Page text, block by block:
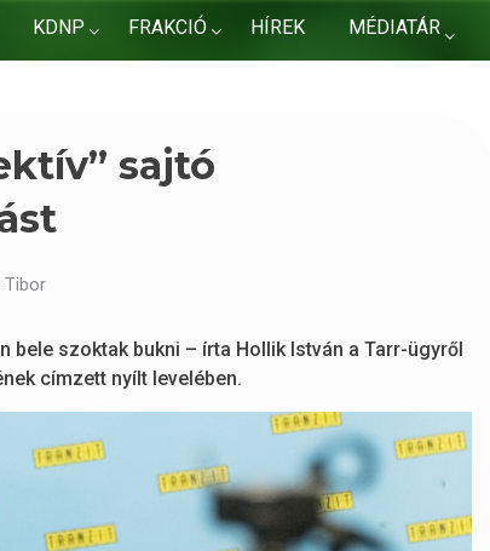
KDNP FRAKCIÓ HÍREK MÉDIATÁR
sajtó
Tibor
szoktak bukni – írta Hollik István a Tarr-ügyről
címzett nyílt levelében.